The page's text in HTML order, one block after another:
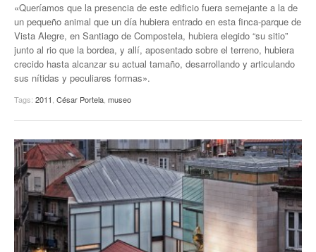
«Queríamos que la presencia de este edificio fuera semejante a la de
un pequeño animal que un día hubiera entrado en esta finca-parque de
Vista Alegre, en Santiago de Compostela, hubiera elegido “su sitio”
junto al rio que la bordea, y allí, aposentado sobre el terreno, hubiera
crecido hasta alcanzar su actual tamaño, desarrollando y articulando
sus nítidas y peculiares formas».
Tags: 2011 César Portela museo